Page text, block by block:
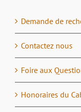
Demande de
Contactez nous
Foire aux
Honoraires du